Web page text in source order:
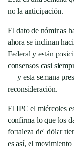
no la anticipación.
El dato de nóminas
ahora se inclinan
Federal y están
consensos casi
— y esta semana
reconsideración.
El IPC el miércoles
confirma lo que los
fortaleza del dólar
es así, el